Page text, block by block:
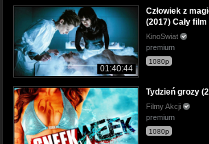
01:40:44
Człowiek z
(2017) Cały film
KinoSwiat
premium
1080p
Tydzień grozy
Filmy Akcji
premium
1080p